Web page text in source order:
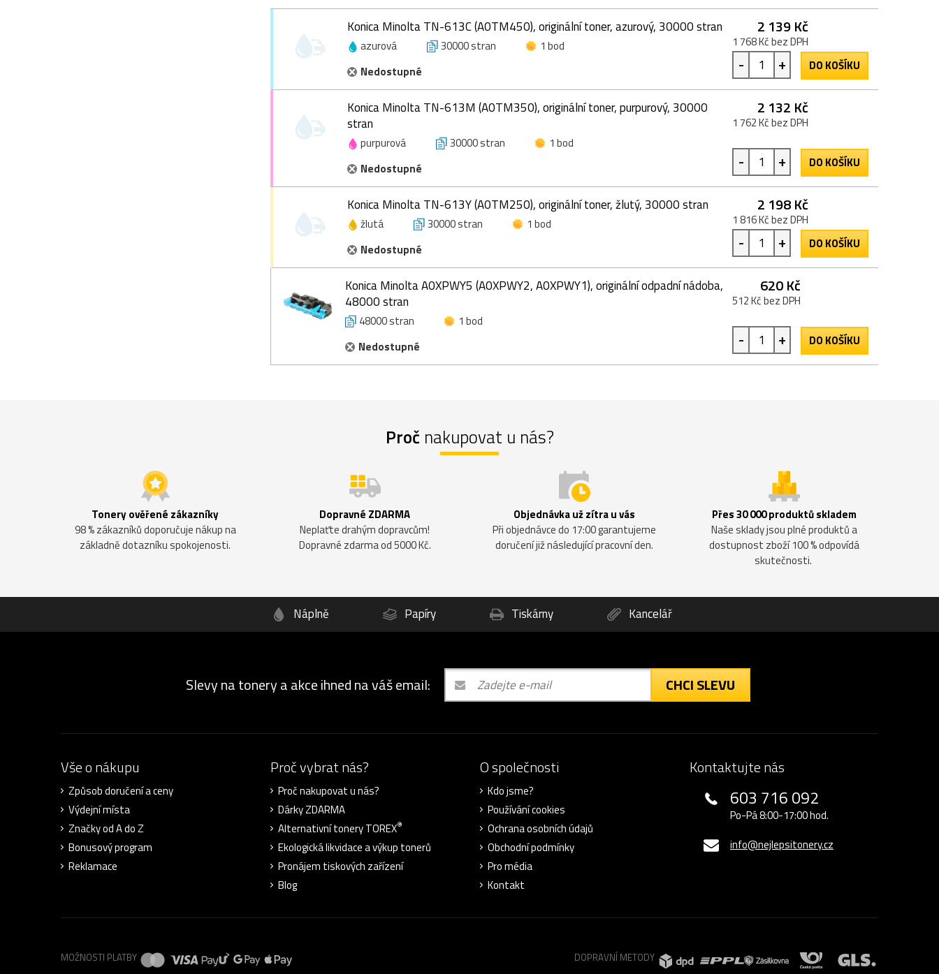
Konica Minolta TN-613C (A0TM450), originální toner, azurový, 30000 stran
azurová 30000 stran
1 bod
Nedostupné
2 139 Kč
1 768 Kč bez DPH
- + DO KOŠÍKU
Konica Minolta TN-613M (A0TM350), originální toner, purpurový, 30000
stran
purpurová 30000 stran
1 bod
Nedostupné
2 132 Kč
1 762 Kč bez DPH
- + DO KOŠÍKU
Konica Minolta TN-613Y (A0TM250), originální toner, žlutý, 30000 stran
žlutá 30000 stran
1 bod
Nedostupné
2 198 Kč
1 816 Kč bez DPH
- + DO KOŠÍKU
Konica Minolta A0XPWY5 (A0XPWY2, A0XPWY1), originální odpadní nádoba,
48000 stran
48000 stran
1 bod
Nedostupné
620 Kč
512 Kč bez DPH
- + DO KOŠÍKU
Proč nakupovat u nás?
Tonery ověřené zákazníky
98 % zákazníků doporučuje nákup na
základně dotazníku spokojenosti.
Dopravné ZDARMA
Neplaťte drahým dopravcům!
Dopravné zdarma od 5000 Kč.
Objednávka už zítra u vás
Při objednávce do 17:00 garantujeme
doručení již následující pracovní den.
Přes 30 000 produktů skladem
Naše sklady jsou plné produktů a
dostupnost zboží 100 % odpovídá
skutečnosti.
Náplně Papíry Tiskárny Kancelář
Slevy na tonery a akce ihned na váš email: CHCI SLEVU
Vše o nákupu
Způsob doručení a ceny
Výdejní místa
Značky od A do Z
Bonusový program
Reklamace
Proč vybrat nás?
Proč nakupovat u nás?
Dárky ZDARMA
Alternativní tonery TOREX®
Ekologická likvidace a výkup tonerů
Pronájem tiskových zařízení
Blog
O společnosti
Kdo jsme?
Používání cookies
Ochrana osobních údajů
Obchodní podmínky
Pro média
Kontakt
Kontaktujte nás
603 716 092
Po-Pá 8:00-17:00 hod.
info@nejlepsitonery.cz
MOŽNOSTI PLATBY DOPRAVNÍ METODY